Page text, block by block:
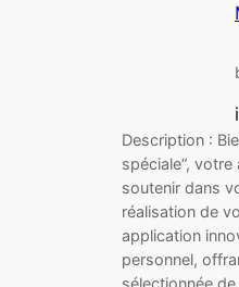
Description :
spéciale“,
soutenir dans
réalisation de
application
personnel,